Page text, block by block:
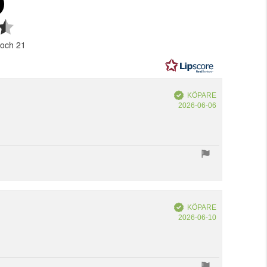
utav
21
Bekräftad
KÖPARE
2026-06-06
Bekräftad
KÖPARE
2026-06-10